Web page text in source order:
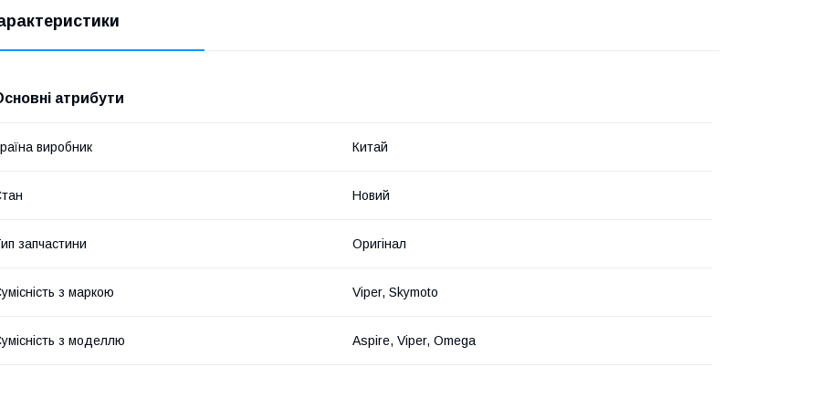
атрибути
виробник Китай
Новий
запчастини Оригінал
з маркою Viper, Skymoto
з моделлю Aspire, Viper, Omega